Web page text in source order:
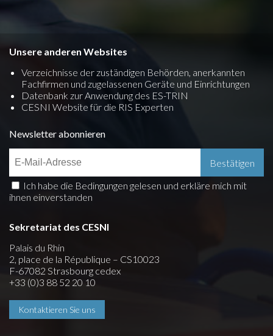
Unsere anderen Websites
Verzeichnisse der zuständigen Behörden, anerkannten
Fachfirmen und zugelassenen Geräte und Einrichtungen
Datenbank zur Anwendung des ES-TRIN
CESNI Website für die RIS Experten
Newsletter abonnieren
Ich habe die Bedingungen gelesen und erkläre mich mit
ihnen einverstanden
Sekretariat des CESNI
Palais du Rhin
2, place de la République – CS10023
F-67082 Strasbourg cedex
+33 (0)3 88 52 20 10
Kontaktieren Sie uns